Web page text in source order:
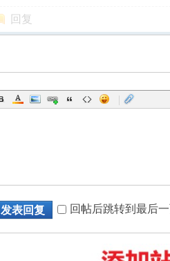
回复
|
发表回复 回帖后跳转到最后